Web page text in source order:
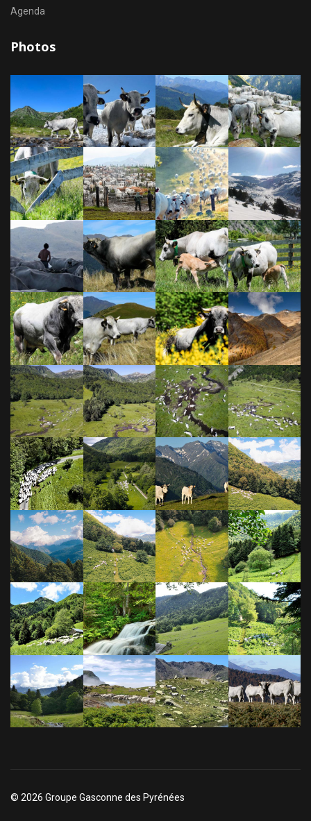
Agenda
Photos
© 2026 Groupe Gasconne des Pyrénées